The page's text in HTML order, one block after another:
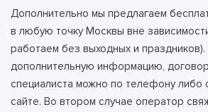
Дополнительно мы предлагаем
в любую точку Москвы вне
работаем без выходных и праздников).
дополнительную информацию,
специалиста можно по телефону либо
сайте. Во втором случае оператор